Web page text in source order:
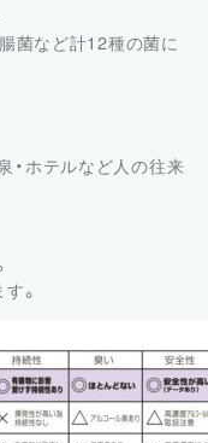
菌など計12種の菌に
・ホテルなど人の往来
。